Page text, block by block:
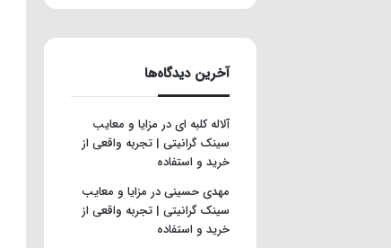
آخرین دیدگاه‌ها
آلاله کلبه ایدر مزایا و معایب
سینک گرانیتی | تجربه واقعی از
خرید و استفاده
مهدی حسینیدر مزایا و معایب
سینک گرانیتی | تجربه واقعی از
خرید و استفاده